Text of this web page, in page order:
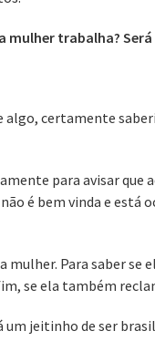
mulher trabalha?
algo, certamente
para avisar que
é bem vinda e
mulher. Para saber se
se ela também
um jeitinho de ser